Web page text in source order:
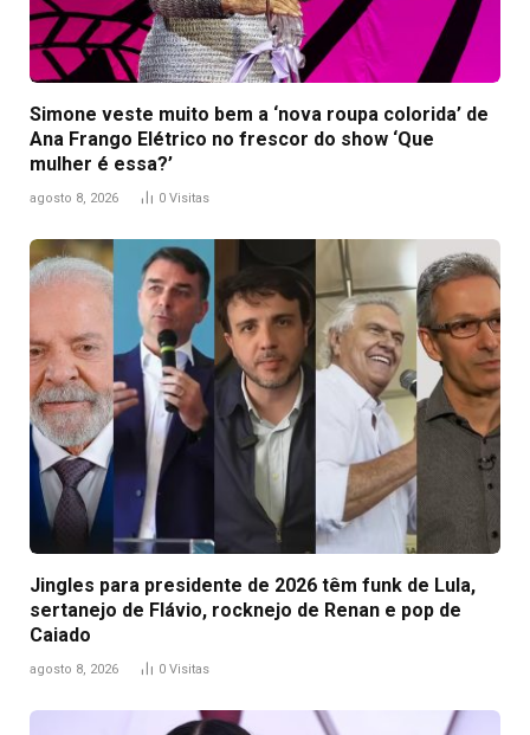
Simone veste muito bem a ‘nova roupa colorida’ de
Ana Frango Elétrico no frescor do show ‘Que
mulher é essa?’
agosto 8, 2026 0 Visitas
Jingles para presidente de 2026 têm funk de Lula,
sertanejo de Flávio, rocknejo de Renan e pop de
Caiado
agosto 8, 2026 0 Visitas